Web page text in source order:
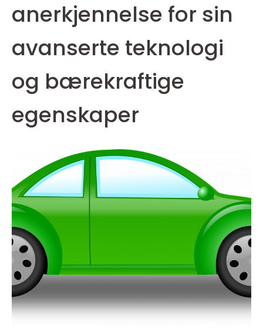
anerkjennelse for sin
avanserte teknologi
og bærekraftige
egenskaper